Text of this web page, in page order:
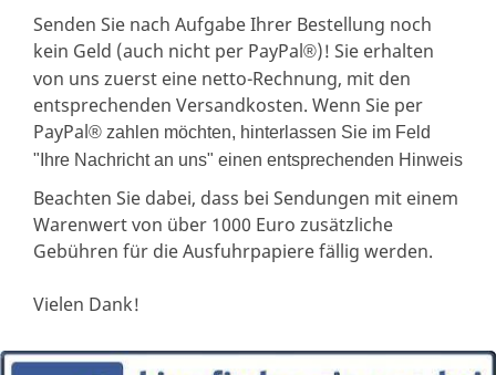
Senden Sie nach Aufgabe Ihrer Bestellung noch
kein Geld (auch nicht per PayPal®)! Sie erhalten
von uns zuerst eine netto-Rechnung, mit den
entsprechenden Versandkosten. Wenn Sie per
PayPal® zahlen möchten, hinterlassen Sie im Feld
"Ihre Nachricht an uns" einen entsprechenden Hinweis
Beachten Sie dabei, dass bei Sendungen mit einem
Warenwert von über 1000 Euro zusätzliche
Gebühren für die Ausfuhrpapiere fällig werden.
Vielen Dank!